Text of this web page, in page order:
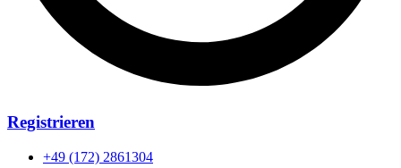
Registrieren
+49 (172) 2861304